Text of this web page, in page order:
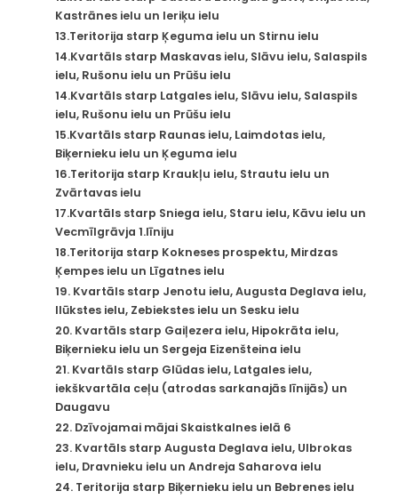
Kastrānes ielu un Ieriķu ielu
13.Teritorija starp Ķeguma ielu un Stirnu ielu
14.Kvartāls starp Maskavas ielu, Slāvu ielu, Salaspils
ielu, Rušonu ielu un Prūšu ielu
14.Kvartāls starp Latgales ielu, Slāvu ielu, Salaspils
ielu, Rušonu ielu un Prūšu ielu
15.Kvartāls starp Raunas ielu, Laimdotas ielu,
Biķernieku ielu un Ķeguma ielu
16.Teritorija starp Kraukļu ielu, Strautu ielu un
Zvārtavas ielu
17.Kvartāls starp Sniega ielu, Staru ielu, Kāvu ielu un
Vecmīlgrāvja 1.līniju
18.Teritorija starp Kokneses prospektu, Mirdzas
Ķempes ielu un Līgatnes ielu
19. Kvartāls starp Jenotu ielu, Augusta Deglava ielu,
Ilūkstes ielu, Zebiekstes ielu un Sesku ielu
20. Kvartāls starp Gaiļezera ielu, Hipokrāta ielu,
Biķernieku ielu un Sergeja Eizenšteina ielu
21. Kvartāls starp Glūdas ielu, Latgales ielu,
iekškvartāla ceļu (atrodas sarkanajās līnijās) un
Daugavu
22. Dzīvojamai mājai Skaistkalnes ielā 6
23. Kvartāls starp Augusta Deglava ielu, Ulbrokas
ielu, Dravnieku ielu un Andreja Saharova ielu
24. Teritorija starp Biķernieku ielu un Bebrenes ielu